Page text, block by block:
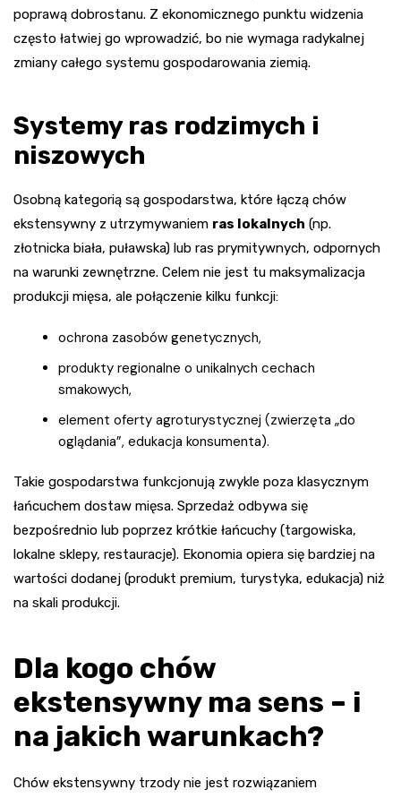
poprawą dobrostanu. Z ekonomicznego punktu widzenia
często łatwiej go wprowadzić, bo nie wymaga radykalnej
zmiany całego systemu gospodarowania ziemią.
Systemy ras rodzimych i
niszowych
Osobną kategorią są gospodarstwa, które łączą chów
ekstensywny z utrzymywaniem ras lokalnych (np.
złotnicka biała, puławska) lub ras prymitywnych, odpornych
na warunki zewnętrzne. Celem nie jest tu maksymalizacja
produkcji mięsa, ale połączenie kilku funkcji:
ochrona zasobów genetycznych,
produkty regionalne o unikalnych cechach
smakowych,
element oferty agroturystycznej (zwierzęta „do
oglądania”, edukacja konsumenta).
Takie gospodarstwa funkcjonują zwykle poza klasycznym
łańcuchem dostaw mięsa. Sprzedaż odbywa się
bezpośrednio lub poprzez krótkie łańcuchy (targowiska,
lokalne sklepy, restauracje). Ekonomia opiera się bardziej na
wartości dodanej (produkt premium, turystyka, edukacja) niż
na skali produkcji.
Dla kogo chów
ekstensywny ma sens – i
na jakich warunkach?
Chów ekstensywny trzody nie jest rozwiązaniem